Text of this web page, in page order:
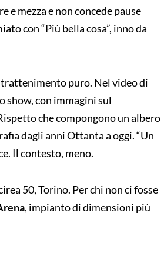
e mezza e non concede pause
con “Più bella cosa”, inno da
puro. Nel video di
show, con immagini sul
che compongono un albero
dagli anni Ottanta a oggi. “Un
Il contesto, meno.
50, Torino. Per chi non ci fosse
, impianto di dimensioni più